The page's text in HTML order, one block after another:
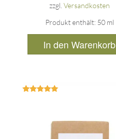
zzgl. Versandkosten
Produkt enthält: 50 ml
In den Warenkorb